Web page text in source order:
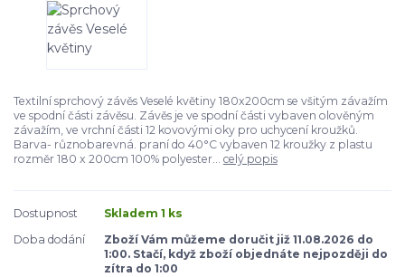
Textilní sprchový závěs Veselé květiny 180x200cm se všitým závažím
ve spodní části závěsu. Závěs je ve spodní části vybaven olověným
závažím, ve vrchní části 12 kovovými oky pro uchycení kroužků.
Barva- různobarevná. praní do 40°C vybaven 12 kroužky z plastu
rozměr 180 x 200cm 100% polyester... celý popis
Dostupnost
Skladem 1 ks
Doba dodání
Zboží Vám můžeme doručit již 11.08.2026 do
1:00. Stačí, když zboží objednáte nejpozději do
zítra do 1:00